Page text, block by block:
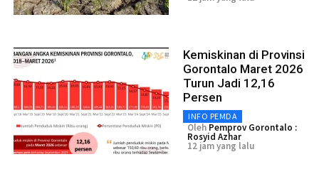
Kemiskinan di Provinsi
Gorontalo Maret 2026
Turun Jadi 12,16
Persen
INFO PEMDA
Oleh Pemprov Gorontalo :
Rosyid Azhar
12 jam yang lalu